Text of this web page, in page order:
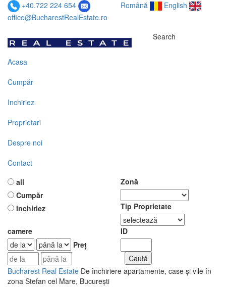
+40.722 224 654
office@BucharestRealEstate.ro
Română English
Search
Acasa
Cumpăr
Inchiriez
Proprietari
Despre noi
Contact
all
Cumpăr
Inchiriez
Zonă
Tip Proprietate
camere
Preț
ID
Bucharest Real Estate De închiriere apartamente, case și vile în
zona Stefan cel Mare, București